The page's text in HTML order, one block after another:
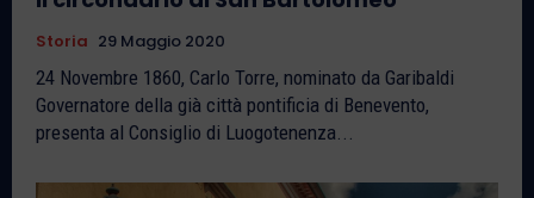
Storia 29 Maggio 2020
24 Novembre 1860, Carlo Torre, nominato da Garibaldi
Governatore della già città pontificia di Benevento,
presenta al Consiglio di Luogotenenza...